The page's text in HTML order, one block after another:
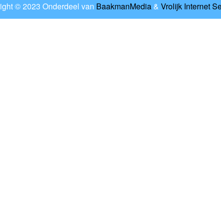
© 2023 Onderdeel van BaakmanMedia& Vrolijk Internet